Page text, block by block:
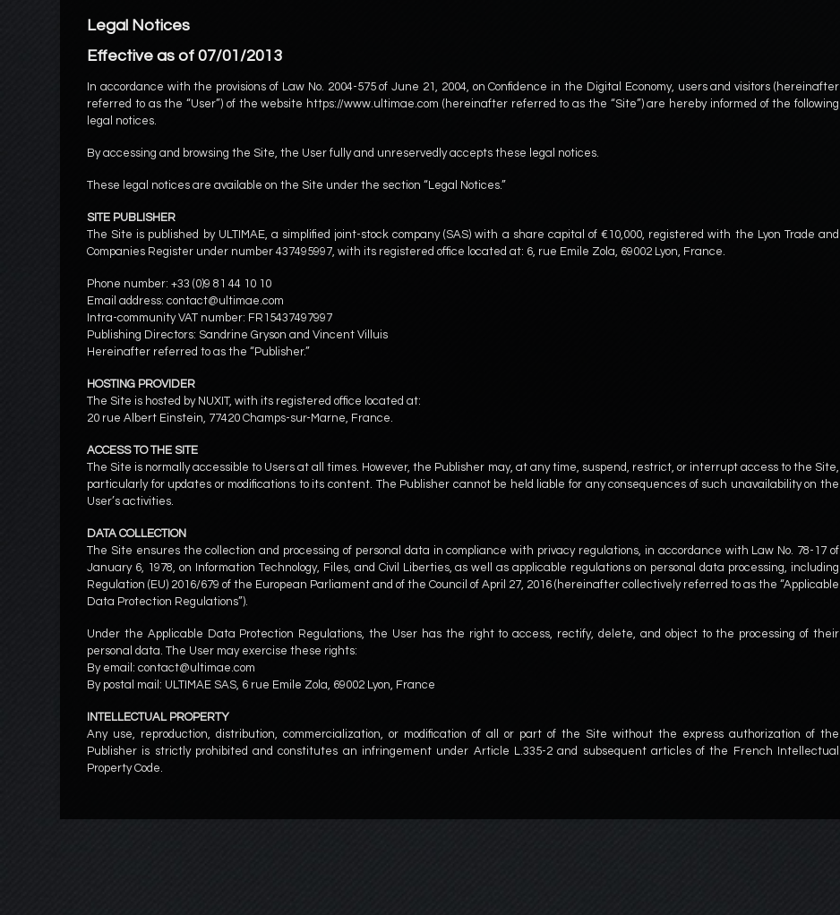
Legal Notices
Effective as of 07/01/2013
In accordance with the provisions of Law No. 2004-575 of June 21, 2004, on Confidence in the Digital Economy, users and visitors (hereinafter
referred to as the “User”) of the website https://www.ultimae.com (hereinafter referred to as the “Site”) are hereby informed of the following
legal notices.
By accessing and browsing the Site, the User fully and unreservedly accepts these legal notices.
These legal notices are available on the Site under the section “Legal Notices.”
SITE PUBLISHER
The Site is published by ULTIMAE, a simplified joint-stock company (SAS) with a share capital of €10,000, registered with the Lyon Trade and
Companies Register under number 437495997, with its registered office located at: 6, rue Emile Zola, 69002 Lyon, France.
Phone number: +33 (0)9 81 44 10 10
Email address: contact@ultimae.com
Intra-community VAT number: FR15437497997
Publishing Directors: Sandrine Gryson and Vincent Villuis
Hereinafter referred to as the “Publisher.”
HOSTING PROVIDER
The Site is hosted by NUXIT, with its registered office located at:
20 rue Albert Einstein, 77420 Champs-sur-Marne, France.
ACCESS TO THE SITE
The Site is normally accessible to Users at all times. However, the Publisher may, at any time, suspend, restrict, or interrupt access to the Site,
particularly for updates or modifications to its content. The Publisher cannot be held liable for any consequences of such unavailability on the
User’s activities.
DATA COLLECTION
The Site ensures the collection and processing of personal data in compliance with privacy regulations, in accordance with Law No. 78-17 of
January 6, 1978, on Information Technology, Files, and Civil Liberties, as well as applicable regulations on personal data processing, including
Regulation (EU) 2016/679 of the European Parliament and of the Council of April 27, 2016 (hereinafter collectively referred to as the “Applicable
Data Protection Regulations”).
Under the Applicable Data Protection Regulations, the User has the right to access, rectify, delete, and object to the processing of their
personal data. The User may exercise these rights:
By email: contact@ultimae.com
By postal mail: ULTIMAE SAS, 6 rue Emile Zola, 69002 Lyon, France
INTELLECTUAL PROPERTY
Any use, reproduction, distribution, commercialization, or modification of all or part of the Site without the express authorization of the
Publisher is strictly prohibited and constitutes an infringement under Article L.335-2 and subsequent articles of the French Intellectual
Property Code.